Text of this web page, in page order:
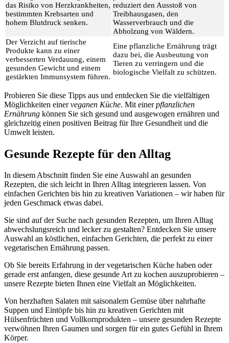
das Risiko von Herzkrankheiten,
bestimmten Krebsarten und
hohem Blutdruck senken.
reduziert den Ausstoß von
Treibhausgasen, den
Wasserverbrauch und die
Abholzung von Wäldern.
Der Verzicht auf tierische
Produkte kann zu einer
verbesserten Verdauung, einem
gesunden Gewicht und einem
gestärkten Immunsystem führen.
Eine pflanzliche Ernährung trägt
dazu bei, die Ausbeutung von
Tieren zu verringern und die
biologische Vielfalt zu schützen.
Probieren Sie diese Tipps aus und entdecken Sie die vielfältigen
Möglichkeiten einerveganen Küche. Mit einerpflanzlichen
Ernährung können Sie sich gesund und ausgewogen ernähren und
gleichzeitig einen positiven Beitrag für Ihre Gesundheit und die
Umwelt leisten.
Gesunde Rezepte für den Alltag
In diesem Abschnitt finden Sie eine Auswahl an gesunden
Rezepten, die sich leicht in Ihren Alltag integrieren lassen. Von
einfachen Gerichten bis hin zu kreativen Variationen – wir haben für
jeden Geschmack etwas dabei.
Sie sind auf der Suche nach gesunden Rezepten, um Ihren Alltag
abwechslungsreich und lecker zu gestalten? Entdecken Sie unsere
Auswahl an köstlichen, einfachen Gerichten, die perfekt zu einer
vegetarischen Ernährung passen.
Ob Sie bereits Erfahrung in der vegetarischen Küche haben oder
gerade erst anfangen, diese gesunde Art zu kochen auszuprobieren –
unsere Rezepte bieten Ihnen eine Vielfalt an Möglichkeiten.
Von herzhaften Salaten mit saisonalem Gemüse über nahrhafte
Suppen und Eintöpfe bis hin zu kreativen Gerichten mit
Hülsenfrüchten und Vollkornprodukten – unsere gesunden Rezepte
verwöhnen Ihren Gaumen und sorgen für ein gutes Gefühl in Ihrem
Körper.